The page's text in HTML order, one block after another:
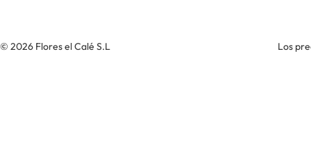
© 2026 Flores el Calé S.L Los